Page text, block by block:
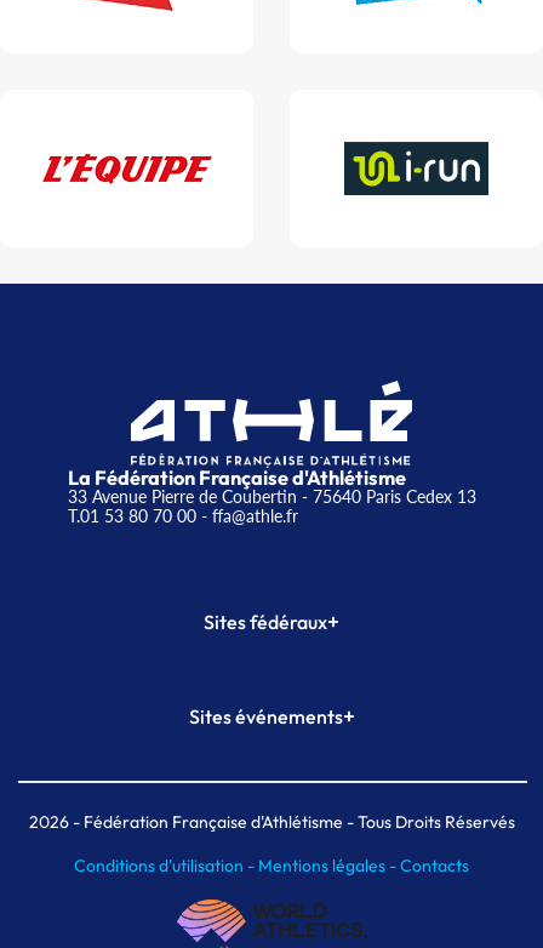
La Fédération Française d'Athlétisme
33 Avenue Pierre de Coubertin - 75640 Paris Cedex 13
T.01 53 80 70 00- ffa@athle.fr
Sites fédéraux+
Plateforme Formation
Sites événements+
Meeting de Paris indoor
MAIF Ekiden de Paris
2026- Fédération Française d'Athlétisme - Tous Droits Réservés
Conditions d'utilisation - Mentions légales -Contacts